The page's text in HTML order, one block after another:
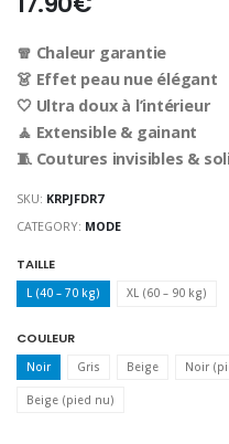
🧣 Chaleur garantie
👗 Effet peau nue élégant
🤍 Ultra doux à l’intérieur
🧘 Extensible & gainant
🧵 Coutures invisibles &
SKU: KRPJFDR7
CATEGORY: MODE
TAILLE
L (40 – 70 kg) XL (60 – 90 kg)
COULEUR
Noir Gris Beige Noir
Beige (pied nu)